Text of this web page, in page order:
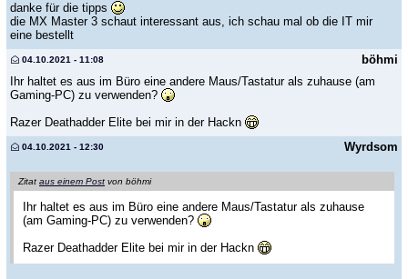
danke für die tipps
die MX Master 3 schaut interessant aus, ich schau mal ob die IT mir
eine bestellt
böhmi
04.10.2021 - 11:08
Ihr haltet es aus im Büro eine andere Maus/Tastatur als zuhause (am
Gaming-PC) zu verwenden?
Razer Deathadder Elite bei mir in der Hackn
Wyrdsom
04.10.2021 - 12:30
Zitat aus einem Post von böhmi
Ihr haltet es aus im Büro eine andere Maus/Tastatur als zuhause
(am Gaming-PC) zu verwenden?
Razer Deathadder Elite bei mir in der Hackn